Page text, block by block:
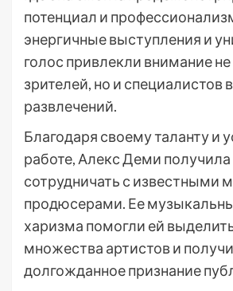
потенциал и
энергичные выступления и
голос привлекли внимание
зрителей, но и специалистов
развлечений.
Благодаря своему таланту и
работе, Алекс Деми
сотрудничать с известными
продюсерами. Ее
харизма помогли ей
множества артистов и
долгожданное признание